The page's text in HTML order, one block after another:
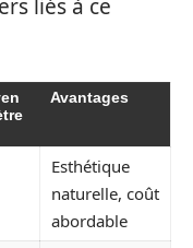
liés à ce
Avantages
Esthétique
naturelle, coût
abordable